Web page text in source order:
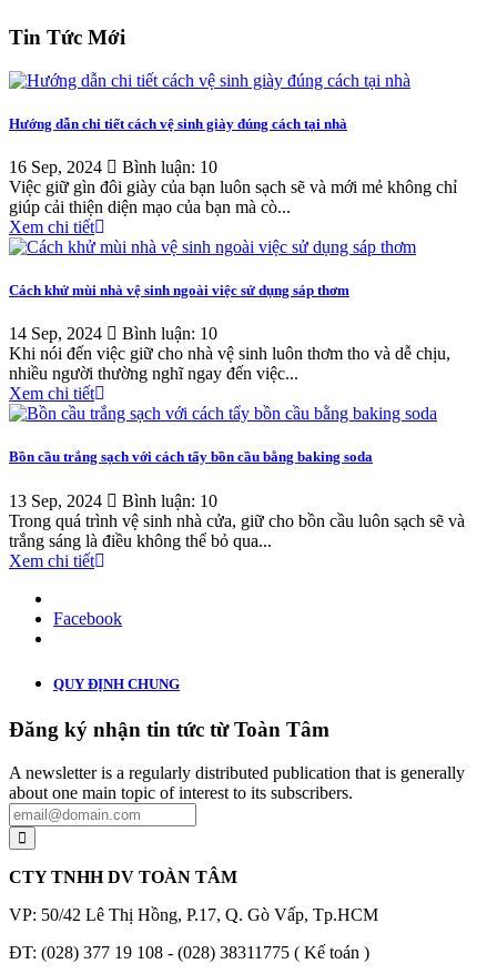
Tin Tức Mới
Hướng dẫn chi tiết cách vệ sinh giày đúng cách tại nhà
16 Sep, 2024
Bình luận: 10
Việc giữ gìn đôi giày của bạn luôn sạch sẽ và mới mẻ không chỉ
giúp cải thiện diện mạo của bạn mà cò...
Xem chi tiết
Cách khử mùi nhà vệ sinh ngoài việc sử dụng sáp thơm
14 Sep, 2024
Bình luận: 10
Khi nói đến việc giữ cho nhà vệ sinh luôn thơm tho và dễ chịu,
nhiều người thường nghĩ ngay đến việc...
Xem chi tiết
Bồn cầu trắng sạch với cách tẩy bồn cầu bằng baking soda
13 Sep, 2024
Bình luận: 10
Trong quá trình vệ sinh nhà cửa, giữ cho bồn cầu luôn sạch sẽ và
trắng sáng là điều không thể bỏ qua...
Xem chi tiết
Facebook
QUY ĐỊNH CHUNG
Đăng ký nhận tin tức từ Toàn Tâm
A newsletter is a regularly distributed publication that is generally
about one main topic of interest to its subscribers.
CTY TNHH DV TOÀN TÂM
VP: 50/42 Lê Thị Hồng, P.17, Q. Gò Vấp, Tp.HCM
ĐT: (028) 377 19 108 - (028) 38311775 ( Kế toán )